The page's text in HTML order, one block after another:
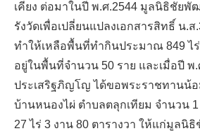
เคียง ต่อมาในปี พ.ศ.2544 มูลนิธิชัยพั
รังวัดเพื่อเปลี่ยนแปลงเอกสารสิทธิ์ น.
ทำให้เหลือพื้นที่ทำกินประมาณ 849 ไร่
อยู่ในพื้นที่จำนวน 50 ราย และเมื่อปี พ
ประเสริฐภิญโญ ได้ขอพระราชทานน้อ
บ้านหนองไผ่ ตำบลตลุกเทียม จำนวน
27 ไร่ 3 งาน 80 ตารางวา ให้แก่มูลนิ